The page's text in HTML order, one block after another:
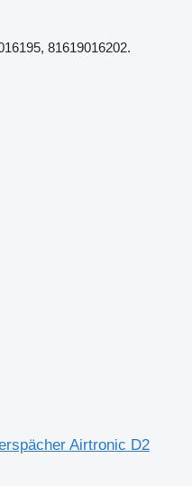
81619016202.
Airtronic D2